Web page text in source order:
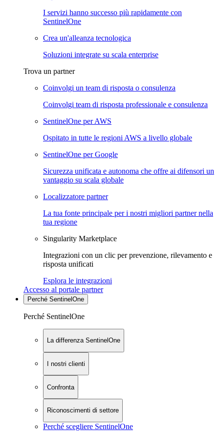
I servizi hanno successo più rapidamente con
SentinelOne
Crea un'alleanza tecnologica
Soluzioni integrate su scala enterprise
Trova un partner
Coinvolgi un team di risposta o consulenza
Coinvolgi team di risposta professionale e consulenza
SentinelOne per AWS
Ospitato in tutte le regioni AWS a livello globale
SentinelOne per Google
Sicurezza unificata e autonoma che offre ai difensori un
vantaggio su scala globale
Localizzatore partner
La tua fonte principale per i nostri migliori partner nella
tua regione
Singularity Marketplace
Integrazioni con un clic per prevenzione, rilevamento e
risposta unificati
Esplora le integrazioni
Accesso al portale partner
Perché SentinelOne
Perché SentinelOne
La differenza SentinelOne
I nostri clienti
Confronta
Riconoscimenti di settore
Perché scegliere SentinelOne